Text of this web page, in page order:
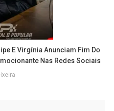
E Virgínia Anunciam Fim Do
Nas Redes Sociais